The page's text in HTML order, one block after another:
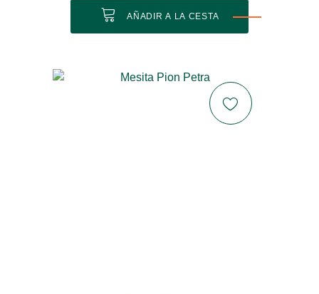
AÑADIR A LA CESTA